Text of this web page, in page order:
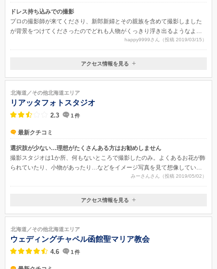
ドレス持ち込みでの撮影
プロの撮影師が来てくださり、新郎新婦とその親族を含めて撮影しました
が背景をつけてくださったのでどれも人物がくっきり浮き出るようなよい
happy9999さん（投稿 2019/03/15）
北海道室蘭市中央町1-4-9
アクセス情報を見る
北海道／その他北海道エリア
リアッタフォトスタジオ
2.3 1 件
最新クチコミ
選択肢が少ない…理想がたくさんある方はお勧めしません
撮影スタジオは1か所、何もないところで撮影したのみ。よくあるお花が飾
られていたり、小物があったり…などをイメージ写真を見て想像していた
ので正直とても残念でした。出来上がった写真の質自体はきれいに映って
いて良かったです。
みーさんさん（投稿 2019/05/02）
北海道苫小牧市弥生町２丁目３−１
アクセス情報を見る
北海道／その他北海道エリア
ウェディングチャペル函館聖マリア教会
4.6 1 件